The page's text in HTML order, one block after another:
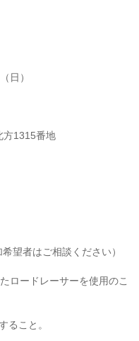
）
1315番地
望者はご相談ください）
ロードレーサーを使用のこ
ること。